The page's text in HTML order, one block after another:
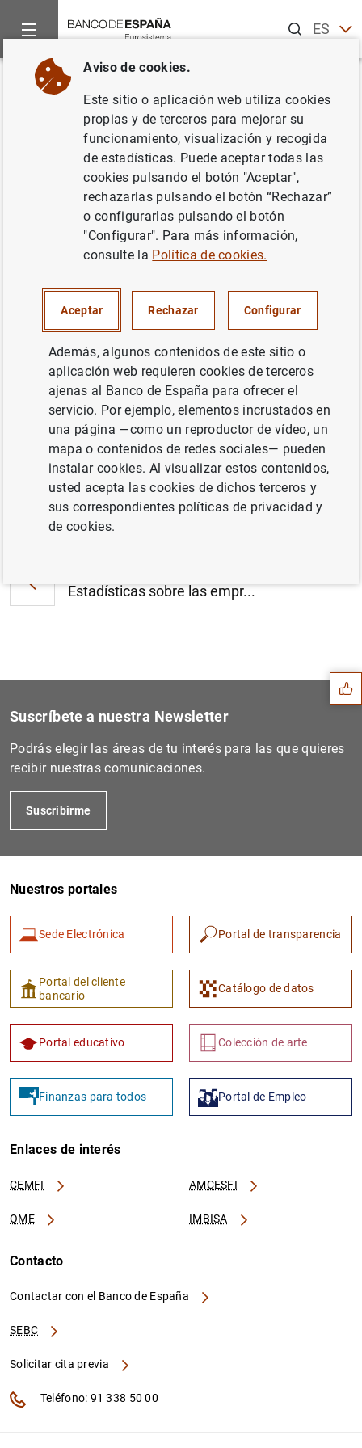
ESEN
Inicio Noticias y eventos
Volver
Estado financiero consolidado
del Eurosistema a 26 de agosto
de 2022
SITUACIÓN ECONÓMICA
ESPAÑA
Estado financiero consolidado del
Eurosistema a 26 de agosto de 2022 (386
KB
Estadísticas sobre las empr...
Siguiente
Evolución monetaria de la z...
Sugerencias
1 2
Suscríbete a nuestra Newsletter
Podrás elegir las áreas de tu interés para las que quieres
recibir nuestras comunicaciones.
Suscribirme
Nuestros portales
Sede Electrónica Portal de transparencia
Portal del cliente
bancario
Catálogo de datos
Portal educativo Colección de arte
Finanzas para todos Portal de Empleo
Enlaces de interés
CEMFI AMCESFI
OME IMBISA
Contacto
Contactar con el Banco de España
SEBC
Solicitar cita previa
Teléfono: 91 338 50 00
Aviso de cookies.
Este sitio o aplicación web utiliza cookies
propias y de terceros para mejorar su
funcionamiento, visualización y recogida
de estadísticas. Puede aceptar todas las
cookies pulsando el botón "Aceptar",
rechazarlas pulsando el botón “Rechazar”
o configurarlas pulsando el botón
"Configurar". Para más información,
consulte la Política de cookies.
Aceptar Rechazar Configurar
Además, algunos contenidos de este sitio o
aplicación web requieren cookies de terceros
ajenas al Banco de España para ofrecer el
servicio. Por ejemplo, elementos incrustados en
una página —como un reproductor de vídeo, un
mapa o contenidos de redes sociales— pueden
instalar cookies. Al visualizar estos contenidos,
usted acepta las cookies de dichos terceros y
sus correspondientes políticas de privacidad y
de cookies.